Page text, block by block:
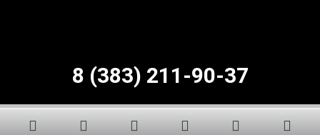
8 (383) 211-90-37